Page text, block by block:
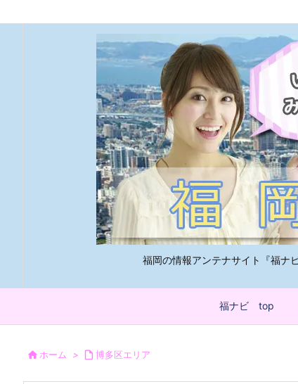
福岡の情報アンテナサイト『福ナ
福ナビ top
 ホーム >  博多区エリア